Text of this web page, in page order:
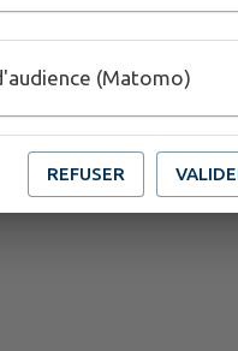
(Matomo)
REFUSER